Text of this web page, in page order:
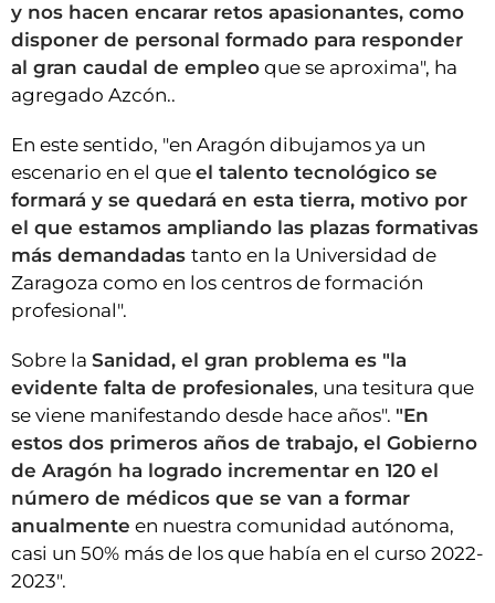
y nos hacen encarar retos apasionantes, como
disponer de personal formado para responder
al gran caudal de empleo que se aproxima", ha
agregado Azcón..
En este sentido, "en Aragón dibujamos ya un
escenario en el que el talento tecnológico se
formará y se quedará en esta tierra, motivo por
el que estamos ampliando las plazas formativas
más demandadas tanto en la Universidad de
Zaragoza como en los centros de formación
profesional".
Sobre la Sanidad, el gran problema es "la
evidente falta de profesionales, una tesitura que
se viene manifestando desde hace años". "En
estos dos primeros años de trabajo, el Gobierno
de Aragón ha logrado incrementar en 120 el
número de médicos que se van a formar
anualmente en nuestra comunidad autónoma,
casi un 50% más de los que había en el curso 2022-
2023".